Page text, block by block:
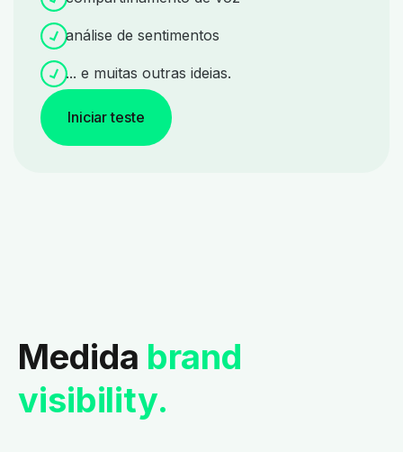
análise de sentimentos
... e muitas outras ideias.
Iniciar teste
Medida brand
visibility.